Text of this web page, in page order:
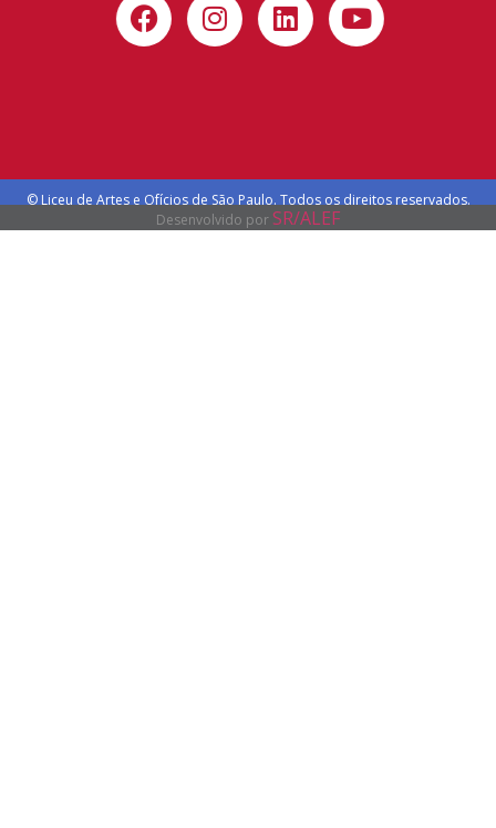
© Liceu de Artes e Ofícios de São Paulo. Todos os direitos reservados.
Desenvolvido por SR/ALEF